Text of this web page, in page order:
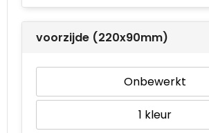
voorzijde (220x90mm)
Onbewerkt
1